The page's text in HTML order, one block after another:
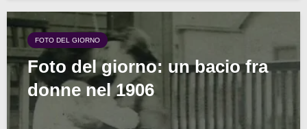
FOTO DEL GIORNO
Foto del giorno: un bacio fra
donne nel 1906